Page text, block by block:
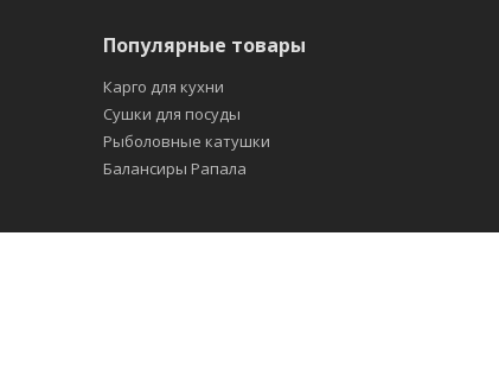
Популярные товары
Карго для кухни
Сушки для посуды
Рыболовные катушки
Балансиры Рапала